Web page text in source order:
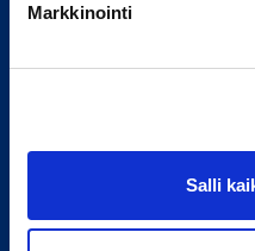
Markkinointi
Salli
Palvelut ja
Jätä
Toimivan
/Latvia/